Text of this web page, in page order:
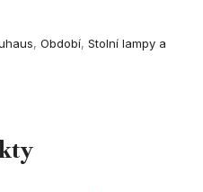
, Období, Stolní lampy a